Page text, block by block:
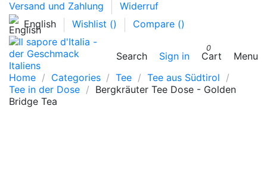
Versand und Zahlung
Widerruf
English
Wishlist () Compare ()
Search Sign in
0
Cart
Menu
Home
Categories Tee
Tee aus Südtirol
Tee in der Dose
Bergkräuter Tee Dose - Golden
Bridge Tea